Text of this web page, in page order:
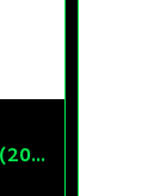
Däck CST 2.50x15 (20x250) Compact/Scoper/Mamba/Flakmoped